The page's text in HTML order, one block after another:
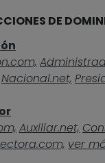
DE
Nacional.net,
Auxiliar.net,
ver